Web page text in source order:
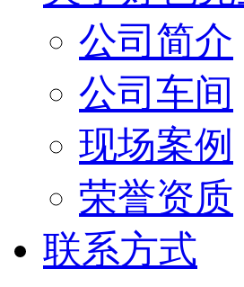
公司简介
公司车间
现场案例
荣誉资质
联系方式